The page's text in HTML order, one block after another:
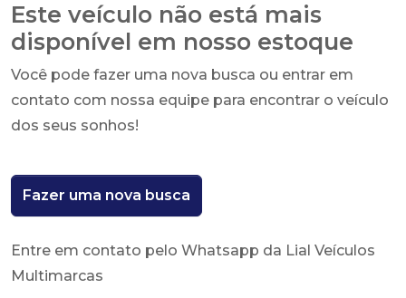
Este veículo não está mais
disponível em nosso estoque
Você pode fazer uma nova busca ou entrar em
contato com nossa equipe para encontrar o veículo
dos seus sonhos!
Fazer uma nova busca
Entre em contato pelo Whatsapp da Lial Veículos
Multimarcas